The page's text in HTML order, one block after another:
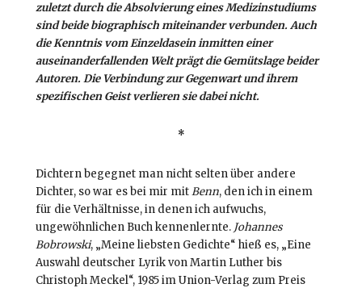
zuletzt durch die Absolvierung eines Medizinstudiums
sind beide biographisch miteinander verbunden. Auch
die Kenntnisvom Einzeldasein inmitten einer
auseinanderfallenden Welt prägt die Gemütslage beider
Autoren. Die Verbindung zur Gegenwart und ihrem
spezifischen Geist verlieren sie dabei nicht.
*
Dichtern begegnet man nicht selten über andere
Dichter, so war es bei mir mitBenn, den ich in einem
für die Verhältnisse, in denen ich aufwuchs,
ungewöhnlichen Buch kennenlernte. Johannes
Bobrowski, „Meine liebsten Gedichte“ hieß es, „Eine
Auswahl deutscher Lyrik von Martin Luther bis
Christoph Meckel“, 1985 im Union-Verlag zum Preis